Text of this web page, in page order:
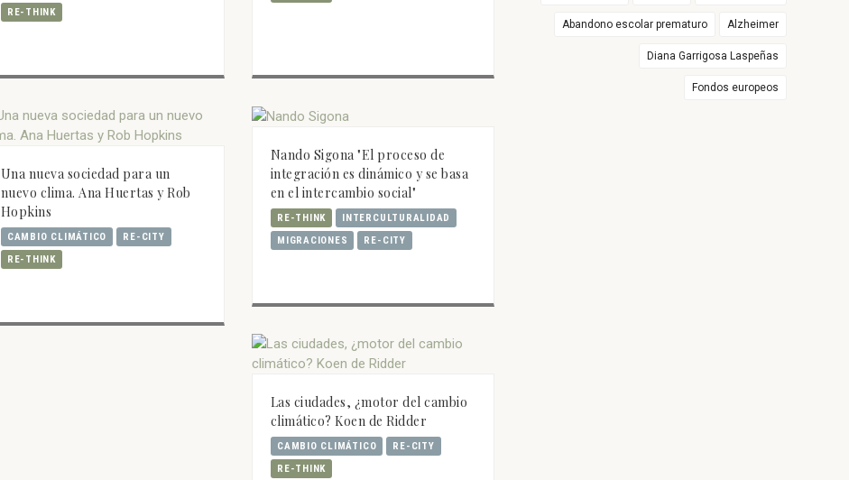
RE-THINK
Una nueva sociedad para un
nuevo clima. Ana Huertas y Rob
Hopkins
CAMBIO CLIMÁTICO
RE-CITY
RE-THINK
Nando Sigona "El proceso de
integración es dinámico y se basa
en el intercambio social"
RE-THINK
INTERCULTURALIDAD
MIGRACIONES
RE-CITY
Las ciudades, ¿motor del cambio
climático? Koen de Ridder
CAMBIO CLIMÁTICO
RE-CITY
RE-THINK
Abandono escolar prematuro Alzheimer
Diana Garrigosa Laspeñas
Fondos europeos